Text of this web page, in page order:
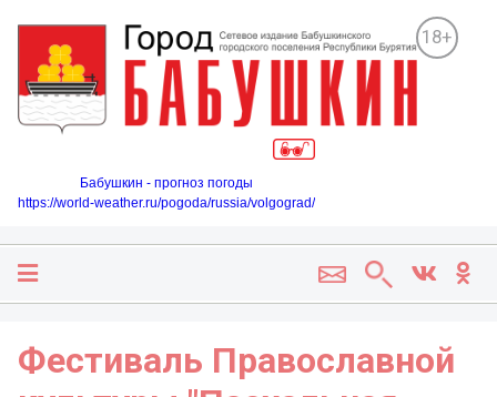
18+
Бабушкин - прогноз погоды
https://world-weather.ru/pogoda/russia/volgograd/
Фестиваль Православной